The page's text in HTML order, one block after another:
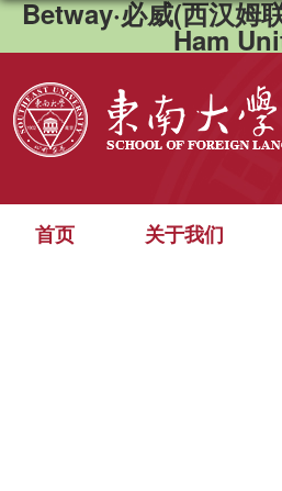
Betway·必威(西汉姆
Ham
首页 关于我们